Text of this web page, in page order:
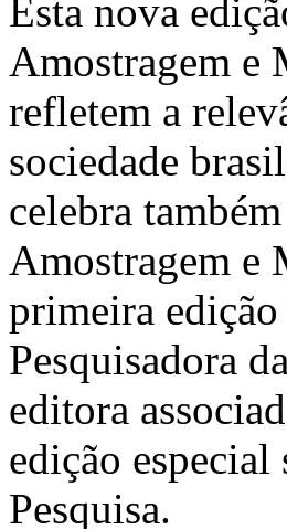
Esta nova
Amostragem e
refletem a
sociedade
celebra
Amostragem e
primeira
Pesquisadora
editora
edição
Pesquisa.